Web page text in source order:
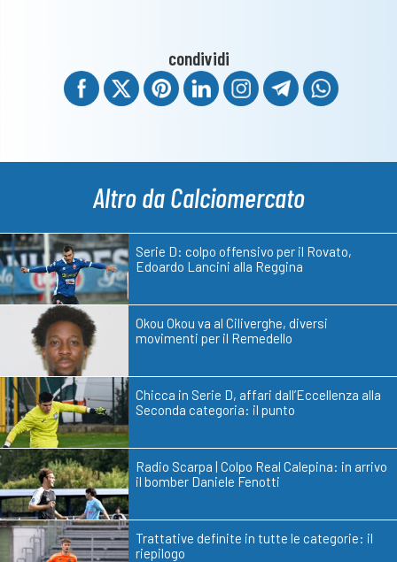
condividi
Altro da Calciomercato
Serie D: colpo offensivo per il Rovato,
Edoardo Lancini alla Reggina
Okou Okou va al Ciliverghe, diversi
movimenti per il Remedello
Chicca in Serie D, affari dall’Eccellenza alla
Seconda categoria: il punto
Radio Scarpa | Colpo Real Calepina: in arrivo
il bomber Daniele Fenotti
Trattative definite in tutte le categorie: il
riepilogo